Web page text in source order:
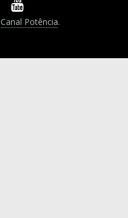
Canal Potência.